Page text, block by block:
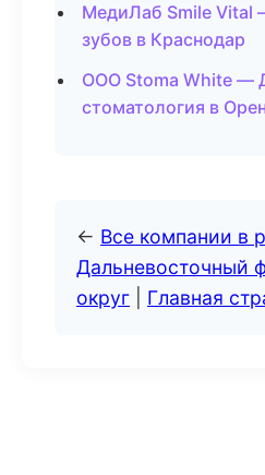
МедиЛаб Smile Vital
зубов в Краснодар
ООО Stoma White —
стоматология в
← Все компании в
Дальневосточный
округ
Главная